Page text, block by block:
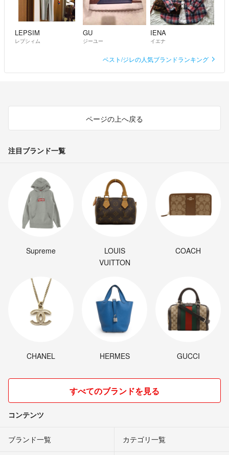
LEPSIM
レプシィム
GU
ジーユー
IENA
イエナ
ベスト/ジレの人気ブランドランキング
ページの上へ戻る
注目ブランド一覧
Supreme
LOUIS
VUITTON
COACH
CHANEL HERMES GUCCI
すべてのブランドを見る
コンテンツ
ブランド一覧 カテゴリ一覧